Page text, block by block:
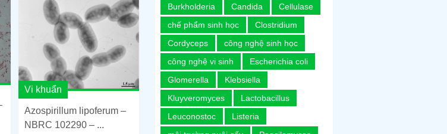
Vi khuẩn
Azospirillum lipoferum –
NBRC 102290 – ...
Burkholderia
Candida
Cellulase
chế phẩm sinh học
Clostridium
Cordyceps
công nghệ sinh học
công nghệ vi sinh
Escherichia coli
Glomerella
Klebsiella
Kluyveromyces
Lactobacillus
Leuconostoc
Listeria